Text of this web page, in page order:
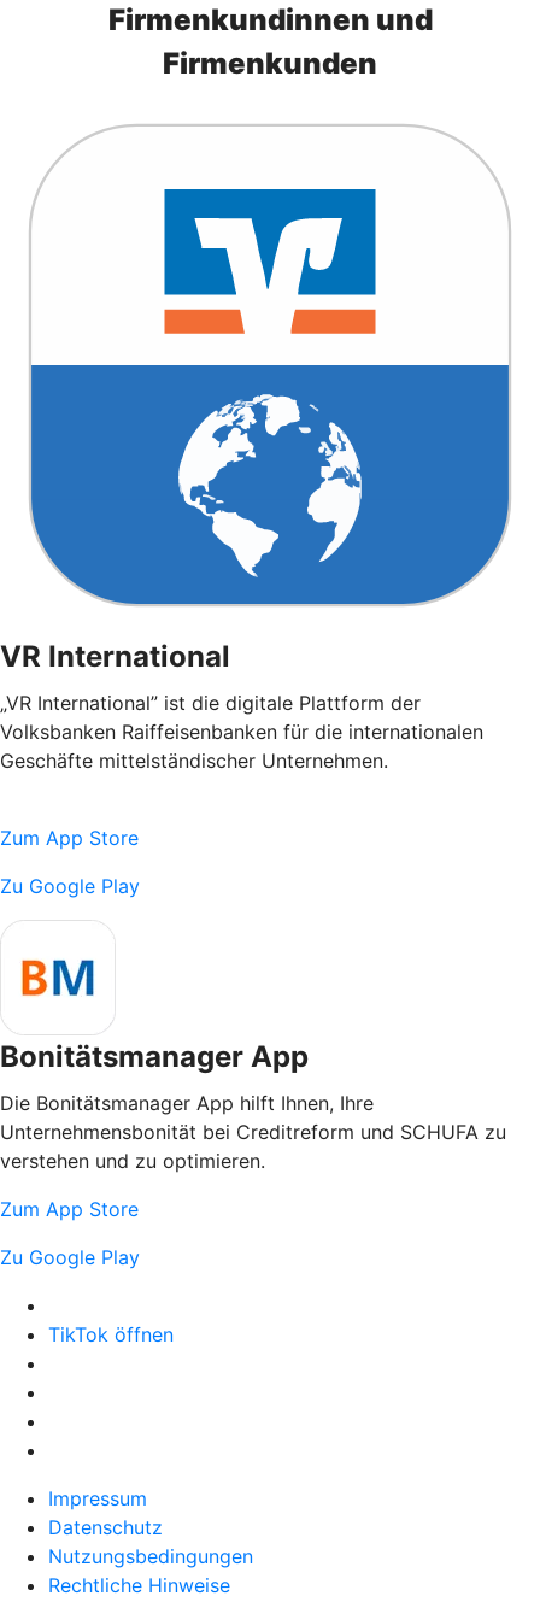
Firmenkundinnen und
Firmenkunden
VR International
„VR International” ist die digitale Plattform der
Volksbanken Raiffeisenbanken für die internationalen
Geschäfte mittelständischer Unternehmen.
Zum App Store
Zu Google Play
Bonitätsmanager App
Die Bonitätsmanager App hilft Ihnen, Ihre
Unternehmensbonität bei Creditreform und SCHUFA zu
verstehen und zu optimieren.
Zum App Store
Zu Google Play
TikTok öffnen
Impressum
Datenschutz
Nutzungsbedingungen
Rechtliche Hinweise